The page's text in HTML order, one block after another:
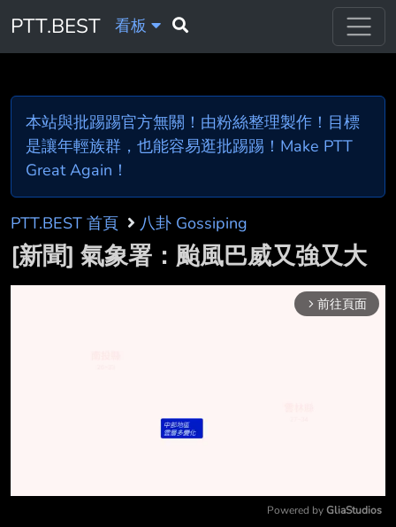
PTT.BEST 看板
本站與批踢踢官方無關！由粉絲整理製作！目標
是讓年輕族群，也能容易逛批踢踢！Make PTT
Great Again！
PTT.BEST 首頁 八卦 Gossiping
[新聞] 氣象署：颱風巴威又強又大
arrow_forward_ios 前往頁面
Powered by GliaStudios